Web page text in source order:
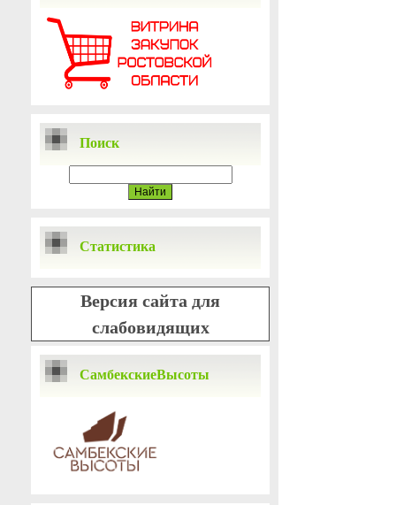
Поиск
Статистика
Версия сайта для
слабовидящих
СамбекскиеВысоты